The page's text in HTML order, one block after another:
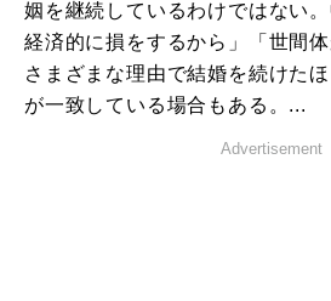
姻を継続しているわけではない
経済的に損をするから」「世間体
さまざまな理由で結婚を続けた
が一致している場合もある。...
Advertisement